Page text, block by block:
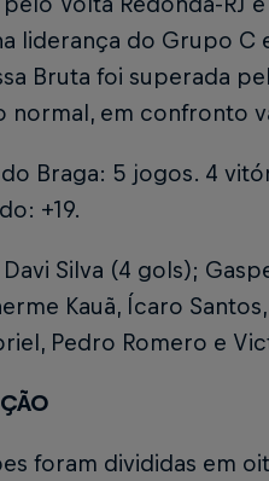
liderança do Grupo C
Bruta foi superada
normal, em confronto
Braga: 5 jogos. 4
+19.
Silva (4 gols);
Kauã, Ícaro
Pedro Romero e
foram divididas em